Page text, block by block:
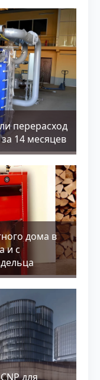
перерасход
14 месяцев
дома в
и с
для